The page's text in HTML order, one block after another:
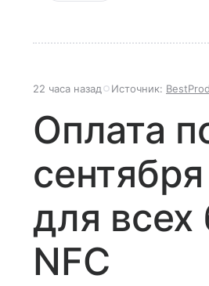
22 часа назад Источник:
Оплата
для всех
NFC